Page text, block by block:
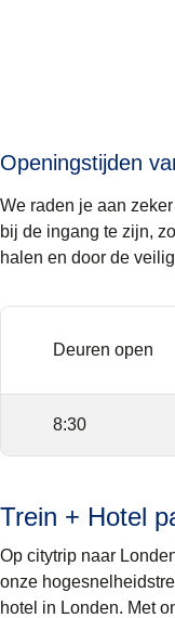
Openingstijden
We raden je aan
bij de ingang te zijn,
halen en door de
Deuren open
8:30
Trein + Hotel
Op citytrip naar
onze
hotel in Londen. Met